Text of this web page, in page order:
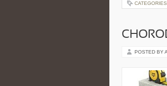
POSTED BY